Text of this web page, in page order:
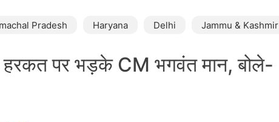
Pradesh Haryana Delhi Jammu & Kashmir
हरकत पर भड़के CM भगवंत मान, बोले-